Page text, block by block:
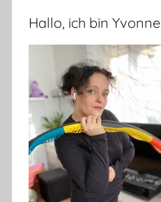
Hallo, ich bin Yvonne